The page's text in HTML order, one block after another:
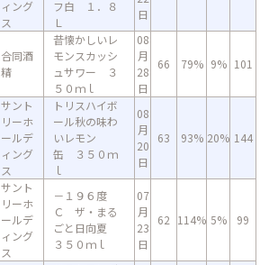
ィング
ス
フ白 １．８
Ｌ
日
合同酒
精
昔懐かしいレ
モンスカッシ
ュサワー ３
５０ｍｌ
08
月
28
日
66 79% 9% 101
サント
リーホ
ールデ
ィング
ス
トリスハイボ
ール秋の味わ
いレモン
缶 ３５０ｍ
ｌ
08
月
20
日
63 93% 20% 144
サント
リーホ
ールデ
ィング
ス
－１９６度
Ｃ ザ・まる
ごと日向夏
３５０ｍｌ
07
月
23
日
62 114% 5% 99